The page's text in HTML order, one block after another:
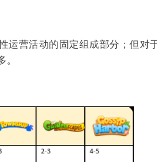
运营活动的固定组成部分；但对
。